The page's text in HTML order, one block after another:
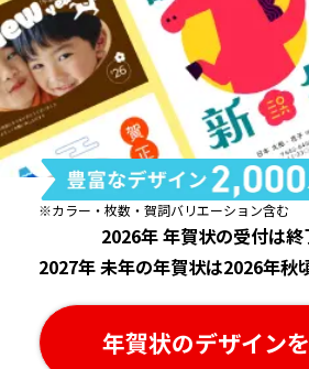
※カラー・枚数・賀詞バリエーション含む
2026年 年賀状の受付は
2027年 未年の年賀状は2026年秋
年賀状のデザイン